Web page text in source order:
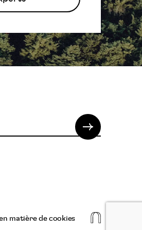
matière de cookies
La
niche